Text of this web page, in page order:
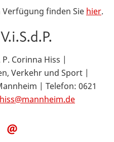
finden Sie hier.
Corinna Hiss |
Verkehr und Sport |
| Telefon: 0621
Teile
diese